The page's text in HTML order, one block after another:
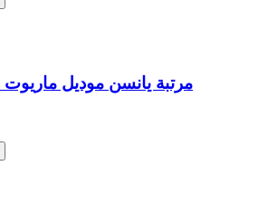
مرتبة يانسن موديل ماريوت 180*190*17 سم